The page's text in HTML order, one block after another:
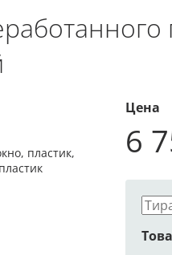
Цена
6
пластик,